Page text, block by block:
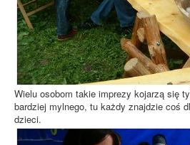
Wielu osobom takie imprezy kojarzą się
bardziej mylnego, tu każdy znajdzie coś
dzieci.